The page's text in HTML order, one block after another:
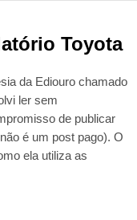
Toyota
da Ediouro chamado
ler sem
de publicar
é um post pago). O
ela utiliza as